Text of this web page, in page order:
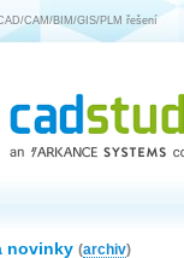
CAM/BIM/GIS/PLM řešení
novinky (archiv)